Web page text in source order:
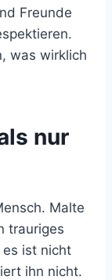
Freunde
was wirklich
nur
Malte
trauriges
es ist nicht
ihn nicht.